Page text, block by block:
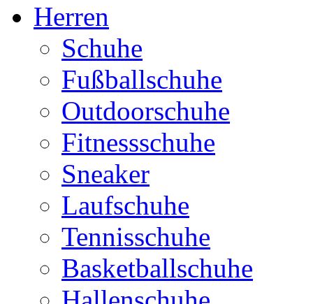
Herren
Schuhe
Fußballschuhe
Outdoorschuhe
Fitnessschuhe
Sneaker
Laufschuhe
Tennisschuhe
Basketballschuhe